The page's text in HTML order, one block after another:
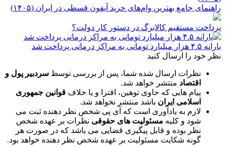
راهنمای جامع بهترین وام‌های خرید آیفون قسطی در ایران (۱۴۰۵)
پرداخت مستقیم کالابرگ در دستور کار دولت؟
یارانه ۴.۵ هزار میلیارد تومانی به مراکز درمانی پرداخت شد
نظر خود را ارسال کنید
نظرات ارسال شده شما، پس از بررسی توسط سردبیر پول و
اقتصاد منتشر خواهد شد.
پیام هایی که حاوی توهین، افترا و یا خلاف قوانین جمهوری
اسلامی ایران باشد منتشر نخواهد شد.
لازم به یادآوری است که آی پی شخص نظر دهنده ثبت می
شود و کلیه مسئولیت های حقوقی نظرات بر عهده شخص
نظر بوده و قابل پیگیری قضایی می باشد که در صورت هر
گونه شکایت مسئولیت بر عهده شخص نظر دهنده خواهد بود.